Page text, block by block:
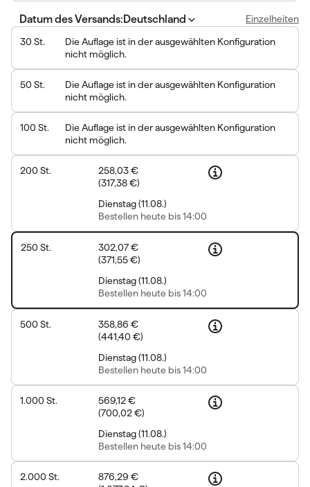
Datum des Versands: Deutschland Einzelheiten
30 St.
Die Auflage ist in der ausgewählten Konfiguration
nicht möglich.
50 St.
Die Auflage ist in der ausgewählten Konfiguration
nicht möglich.
100 St.
Die Auflage ist in der ausgewählten Konfiguration
nicht möglich.
200 St.
258,03 €
(317,38 €)
Dienstag(11.08.)
Bestellenheute bis 14:00
250 St.
302,07 €
(371,55 €)
Dienstag(11.08.)
Bestellen heute bis 14:00
500 St.
358,86 €
(441,40 €)
Dienstag(11.08.)
Bestellenheute bis 14:00
1.000 St.
569,12 €
(700,02 €)
Dienstag(11.08.)
Bestellenheute bis 14:00
2.000 St.
876,29 €